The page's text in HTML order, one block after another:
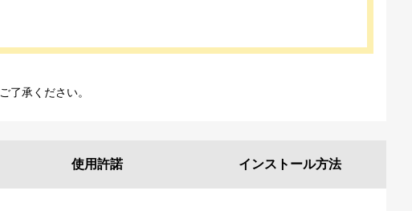
ご了承ください。
使用許諾 インストール方法